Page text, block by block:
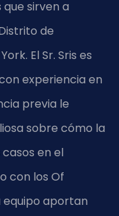
sirven a
de
El Sr. Sris es
experiencia en
previa le
sobre cómo la
en el
con los Of
equipo aportan